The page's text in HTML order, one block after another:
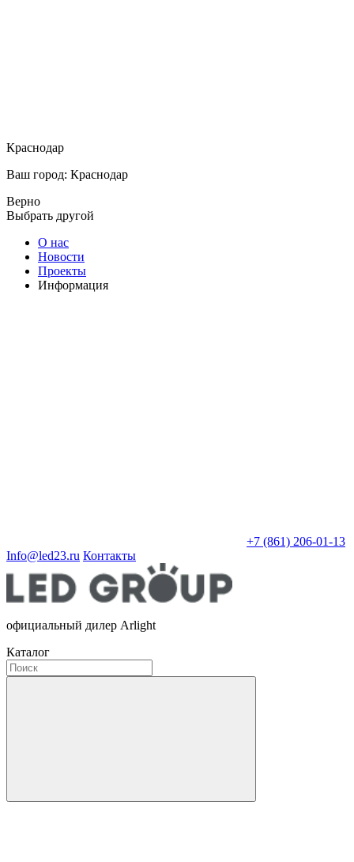
Краснодар
Ваш город: Краснодар
Верно
Выбрать другой
О нас
Новости
Проекты
Информация
+7 (861) 206-01-13
Info@led23.ru Контакты
официальный дилер Arlight
Каталог